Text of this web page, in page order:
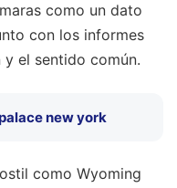
como un dato
con los informes
y el sentido común.
new york
como Wyoming